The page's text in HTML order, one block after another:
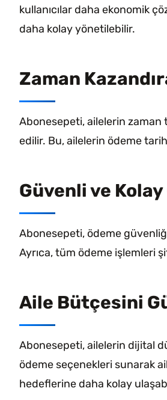
kullanıcılar daha ekonomik
daha kolay yönetilebilir.
Zaman
Abonesepeti, ailelerin zaman
edilir. Bu, ailelerin ödeme
Güvenli ve
Abonesepeti, ödeme
Ayrıca, tüm ödeme işlemleri
Aile Bütçesini
Abonesepeti, ailelerin dijital
ödeme seçenekleri sunarak
hedeflerine daha kolay